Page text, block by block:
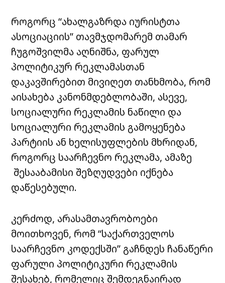
როგორც “ახალგაზრდა იურისტთა
ასოციაციის” თავმჯდომარემ თამარ
ჩუგოშვილმა აღნიშნა, ფარულ
პოლიტიკურ რეკლამასთან
დაკავშირებით მივიღეთ თანხმობა, რომ
აისახება კანონმდებლობაში, ასევე,
სოციალური რეკლამის ნაწილი და
სოციალური რეკლამის გამოყენება
პარტიის ან ხელისუფლების მხრიდან,
როგორც საარჩევნო რეკლამა, ამაზე
შესააბამისი შეზღუდვები იქნება
დაწესებული.
კერძოდ, არასამთავრობოები
მოითხოვენ, რომ “საქართველოს
საარჩევნო კოდექსში” გაჩნდეს ჩანაწერი
ფარული პოლიტიკური რეკლამის
შესახებ, რომელიც შემდეგნაირად